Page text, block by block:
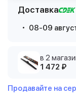
Доставка
08-09
в 2
1 472 ₽
Продавайте на